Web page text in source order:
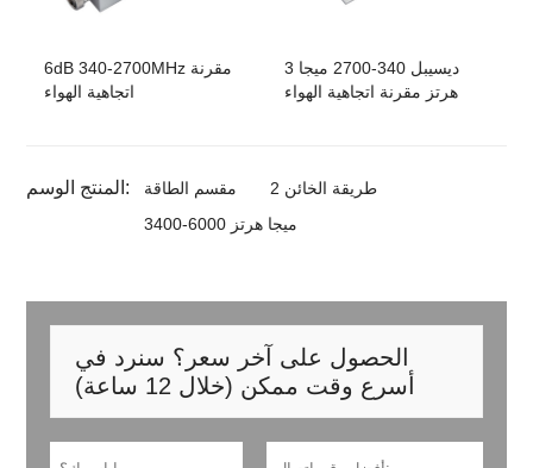
6dB 340-2700MHz مقرنة
اتجاهية الهواء
3 ديسيبل 340-2700 ميجا
هرتز مقرنة اتجاهية الهواء
المنتج الوسم: مقسم الطاقة
2 طريقة الخائن
3400-6000 ميجا هرتز
الحصول على آخر سعر؟ سنرد في
أسرع وقت ممكن (خلال 12 ساعة)